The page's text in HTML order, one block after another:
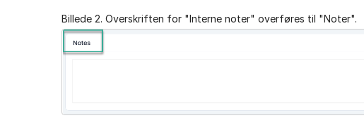
Billede 2. Overskriften for "Interne noter" overføres til "Noter".